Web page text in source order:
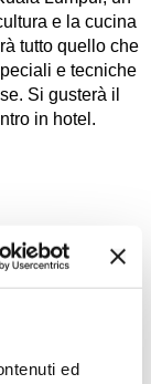
ed
e la cucina
tutto quello che
e tecniche
Si gusterà il
in hotel.